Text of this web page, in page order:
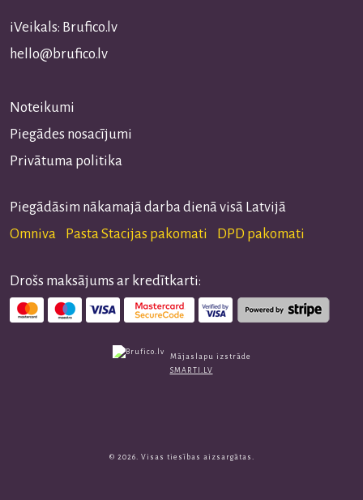
iVeikals: Brufico.lv
hello@brufico.lv
Noteikumi
Piegādes nosacījumi
Privātuma politika
Piegādāsim nākamajā darba dienā visā Latvijā
Omniva Pasta Stacijas pakomati DPD pakomati
Drošs maksājums ar kredītkarti:
© 2026. Visas tiesības aizsargātas.
Mājaslapu izstrāde
SMARTI.LV